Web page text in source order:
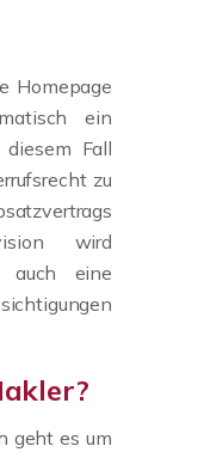
Homepage
ein
Fall
zu
wird
auch eine
geht es um